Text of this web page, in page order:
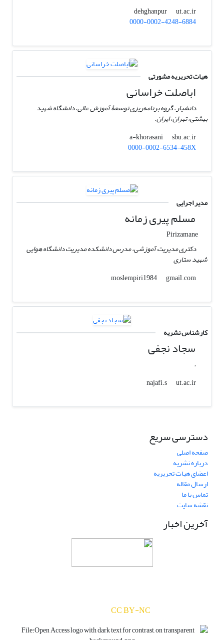
dehghanpur
ut.ac.ir
0000-0002-4248-6884
هیات تحریریه مشورتی
اباصلت خراسانی
دانشیار، گروه برنامه‌ریزی توسعۀ آموزش عالی، دانشگاه شهید
بهشتی، تهران، ایران.
a-khorasani
sbu.ac.ir
0000-0002-6534-458X
مدیر اجرایی
مسلم پیری زمانه
Pirizamane
دکتری مدیریت آموزشی، مدرس دانشکده مدیریت دانشگاه هوایی
شهید ستاری
moslempiri1984
gmail.com
کارشناس نشریه
سجاد نجفی
.
najafi.s
ut.ac.ir
دسترسی سریع
صفحه اصلی
درباره نشریه
اعضای هیات تحریریه
ارسال مقاله
تماس با ما
نقشه سایت
آخرین اخبار
CC BY-NC